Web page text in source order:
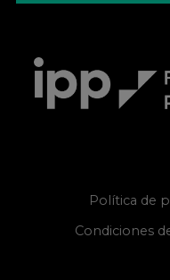
Política de
Condiciones